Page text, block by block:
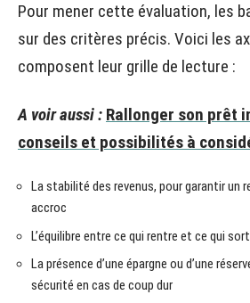
Pour mener cette évaluation, les
sur des critères précis. Voici les
composent leur grille de lecture :
A voir aussi : Rallonger son prêt
conseils et possibilités à
La stabilité des revenus, pour garantir un
accroc
L’équilibre entre ce qui rentre et ce qui
La présence d’une épargne ou d’une
sécurité en cas de coup dur